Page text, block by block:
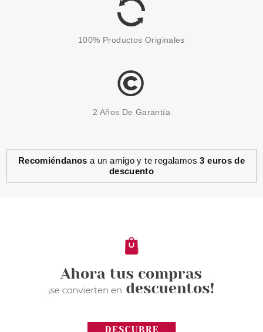
5.78€
ESSENCE
1.89€
100% Productos Originales
2 Años De Garantía
Recomiéndanos a un amigo y te regalamos3 euros de
descuento